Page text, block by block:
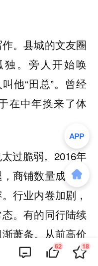
。县城的文友圈
。旁人开始唤
他“田总”。曾经
在中年换来了体
过脆弱。2016年
商铺数量成倍增
行业内卷加剧，
。有的同行陆续
萧条。从前高价
绘布替代，单笔订
62 18